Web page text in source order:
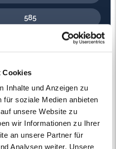
Cookies
Inhalte und Anzeigen zu
für soziale Medien anbieten
unsere Website zu
wir Informationen zu Ihrer
an unsere Partner für
Analysen weiter. Unsere
585
SI2
Diamant
53